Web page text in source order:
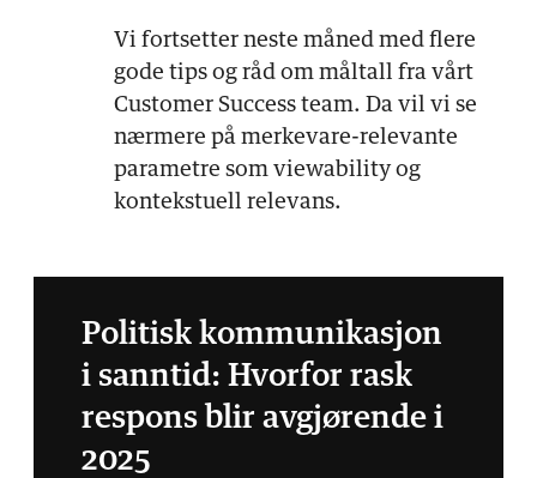
Vi fortsetter neste måned med flere
gode tips og råd om måltall fra vårt
Customer Success team. Da vil vi se
nærmere på merkevare-relevante
parametre som viewability og
kontekstuell relevans.
Politisk kommunikasjon
i sanntid: Hvorfor rask
respons blir avgjørende i
2025